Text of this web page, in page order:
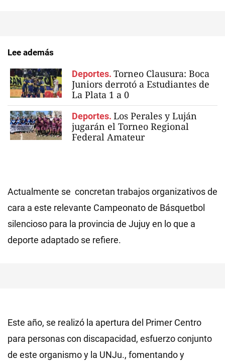
Lee además
Deportes. Torneo Clausura: Boca
Juniors derrotó a Estudiantes de
La Plata 1 a 0
Deportes. Los Perales y Luján
jugarán el Torneo Regional
Federal Amateur
Actualmente se concretan trabajos organizativos de
cara a este relevante Campeonato de Básquetbol
silencioso para la provincia de Jujuy en lo que a
deporte adaptado se refiere.
Este año, se realizó la apertura del Primer Centro
para personas con discapacidad, esfuerzo conjunto
de este organismo y la UNJu., fomentando y